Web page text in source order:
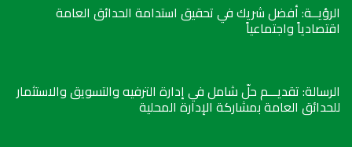
الرؤيــة: أفضل شريك في تحقيق استدامة الحدائق العامة
اقتصادياً واجتماعياً
الرسالة: تقديـــم حلّ شامل في إدارة الترفيه والتسويق والاستثمار
للحدائق العامة بمشاركة الإدارة المحلية